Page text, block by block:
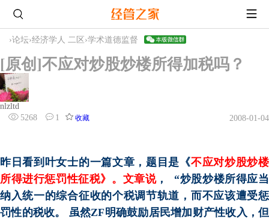
›论坛›经济学人 二区 ›学术道德监督
[原创]不应对炒股炒楼所得加税吗？
nlzltd
5268
1 收藏 2008-01-04
昨日看到叶女士的一篇文章 ，题目是《不应对炒股炒楼
所得进行惩罚性征税》。文章说， “炒股炒楼所得应当
纳入统一的综合征收的个税调节轨道，而不应该遭受惩
罚性的税收。 虽然ZF明确鼓励居民增加财产性收入，但